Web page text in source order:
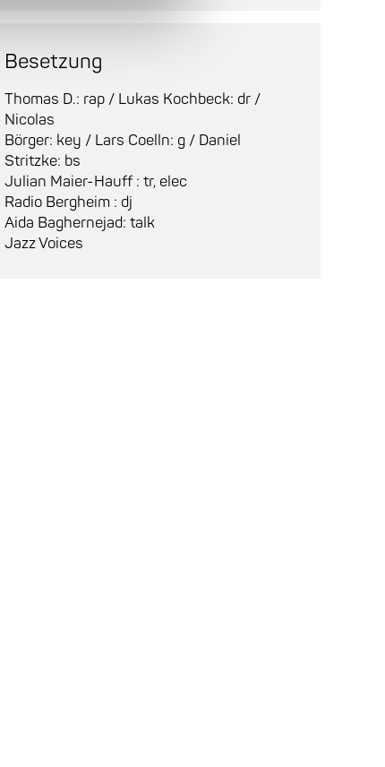
Besetzung
Thomas D.: rap / Lukas Kochbeck: dr /
Nicolas
Börger: key / Lars Coelln: g / Daniel
Stritzke: bs
Julian Maier-Hauff : tr, elec
Radio Bergheim : dj
Aida Baghernejad: talk
Jazz Voices